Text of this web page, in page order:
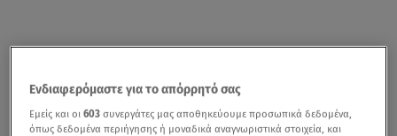
Ενδιαφερόμαστε για το απόρρητό σας
Εμείς και οι603 συνεργάτες μας αποθηκεύουμε προσωπικά δεδομένα,
όπως δεδομένα περιήγησης ή μοναδικά αναγνωριστικά στοιχεία, και